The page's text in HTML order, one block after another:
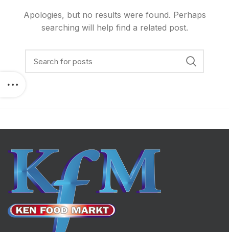
Apologies, but no results were found. Perhaps
searching will help find a related post.